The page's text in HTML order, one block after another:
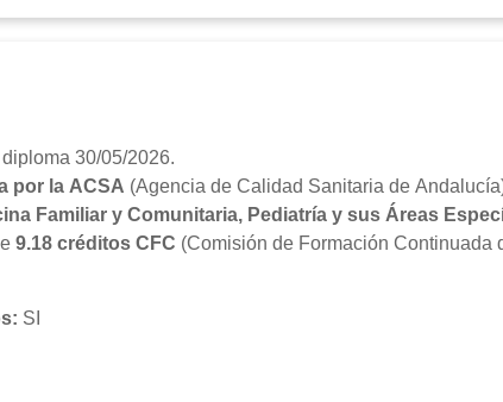
30/05/2026.
por la ACSA (Agencia de Calidad Sanitaria de
Familiar y Comunitaria, Pediatría y sus Áreas
9.18 créditos CFC (Comisión de Formación Continuada
: SI